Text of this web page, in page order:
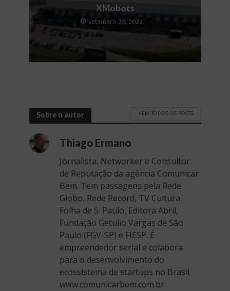
XMobots
setembro 20, 2022
Sobre o autor VEJA TODOS OS POSTS
Thiago Ermano
Jornalista, Networker e Consultor
de Reputação da agência Comunicar
Bem. Tem passagens pela Rede
Globo, Rede Record, TV Cultura,
Folha de S. Paulo, Editora Abril,
Fundação Getulio Vargas de São
Paulo (FGV-SP) e FIESP. É
empreendedor serial e colabora
para o desenvolvimento do
ecossistema de startups no Brasil.
www.comunicarbem.com.br